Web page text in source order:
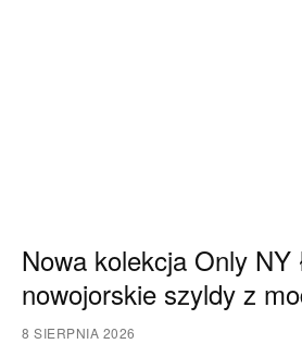
Nowa kolekcja Only NY
nowojorskie szyldy z
8 SIERPNIA 2026